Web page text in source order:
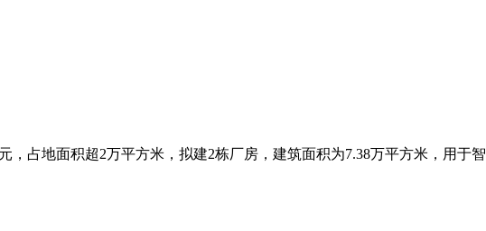
占地面积超2万平方米，拟建2栋厂房，建筑面积为7.38万平方米，用于